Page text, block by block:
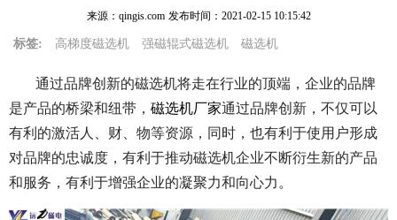
来源：qingis.com 发布时间： 2021-02-15 10:15:42
标签: 高梯度磁选机 强磁辊式磁选机 磁选机
通过品牌创新的磁选机将走在行业的顶端，企业的品牌
是产品的桥梁和纽带， 磁选机厂家通过品牌创新，不仅可以
有利的激活人、财、物等资源，同时，也有利于使用户形成
对品牌的忠诚度，有利于推动磁选机企业不断衍生新的产品
和服务，有利于增强企业的凝聚力和向心力。